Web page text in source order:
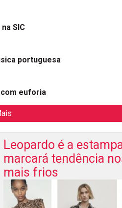
SIC
portuguesa
com euforia
Leopardo é a
marcará tendência
mais frios